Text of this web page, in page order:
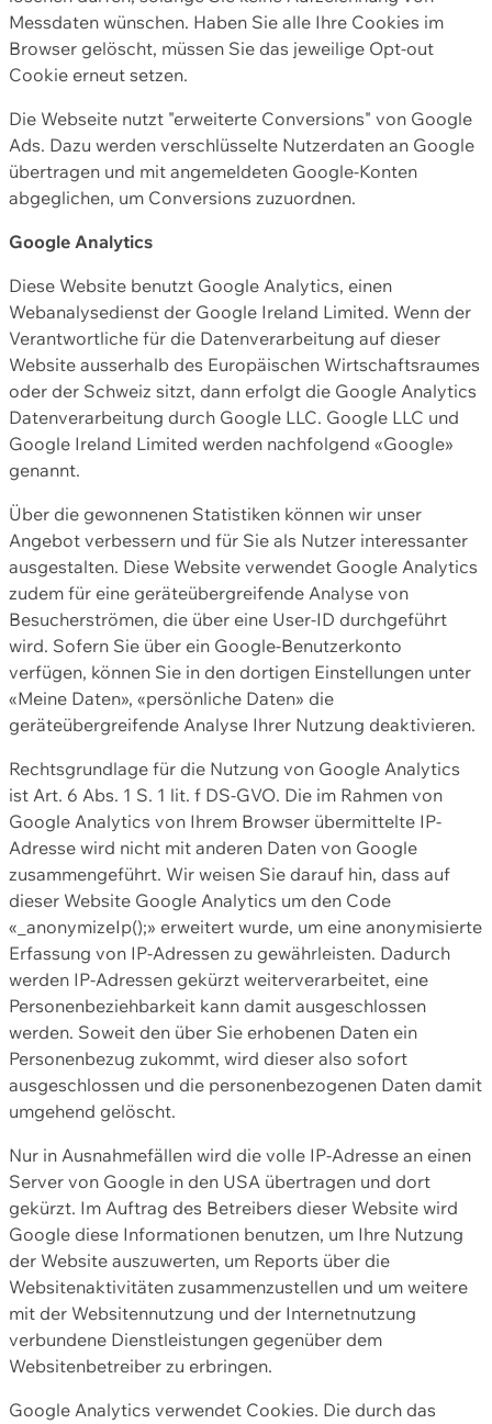
Messdaten wünschen. Haben Sie alle Ihre Cookies im
Browser gelöscht, müssen Sie das jeweilige Opt-out
Cookie erneut setzen.
Die Webseite nutzt "erweiterte Conversions" von Google
Ads. Dazu werden verschlüsselte Nutzerdaten an Google
übertragen und mit angemeldeten Google-Konten
abgeglichen, um Conversions zuzuordnen.
Google Analytics
Diese Website benutzt Google Analytics, einen
Webanalysedienst der Google Ireland Limited. Wenn der
Verantwortliche für die Datenverarbeitung auf dieser
Website ausserhalb des Europäischen Wirtschaftsraumes
oder der Schweiz sitzt, dann erfolgt die Google Analytics
Datenverarbeitung durch Google LLC. Google LLC und
Google Ireland Limited werden nachfolgend «Google»
genannt.
Über die gewonnenen Statistiken können wir unser
Angebot verbessern und für Sie als Nutzer interessanter
ausgestalten. Diese Website verwendet Google Analytics
zudem für eine geräteübergreifende Analyse von
Besucherströmen, die über eine User-ID durchgeführt
wird. Sofern Sie über ein Google-Benutzerkonto
verfügen, können Sie in den dortigen Einstellungen unter
«Meine Daten», «persönliche Daten» die
geräteübergreifende Analyse Ihrer Nutzung deaktivieren.
Rechtsgrundlage für die Nutzung von Google Analytics
ist Art. 6 Abs. 1 S. 1 lit. f DS-GVO. Die im Rahmen von
Google Analytics von Ihrem Browser übermittelte IP-
Adresse wird nicht mit anderen Daten von Google
zusammengeführt. Wir weisen Sie darauf hin, dass auf
dieser Website Google Analytics um den Code
«_anonymizeIp();» erweitert wurde, um eine anonymisierte
Erfassung von IP-Adressen zu gewährleisten. Dadurch
werden IP-Adressen gekürzt weiterverarbeitet, eine
Personenbeziehbarkeit kann damit ausgeschlossen
werden. Soweit den über Sie erhobenen Daten ein
Personenbezug zukommt, wird dieser also sofort
ausgeschlossen und die personenbezogenen Daten damit
umgehend gelöscht.
Nur in Ausnahmefällen wird die volle IP-Adresse an einen
Server von Google in den USA übertragen und dort
gekürzt. Im Auftrag des Betreibers dieser Website wird
Google diese Informationen benutzen, um Ihre Nutzung
der Website auszuwerten, um Reports über die
Websitenaktivitäten zusammenzustellen und um weitere
mit der Websitennutzung und der Internetnutzung
verbundene Dienstleistungen gegenüber dem
Websitenbetreiber zu erbringen.
Google Analytics verwendet Cookies. Die durch das